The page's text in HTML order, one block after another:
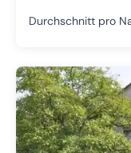
Durchschnitt pro